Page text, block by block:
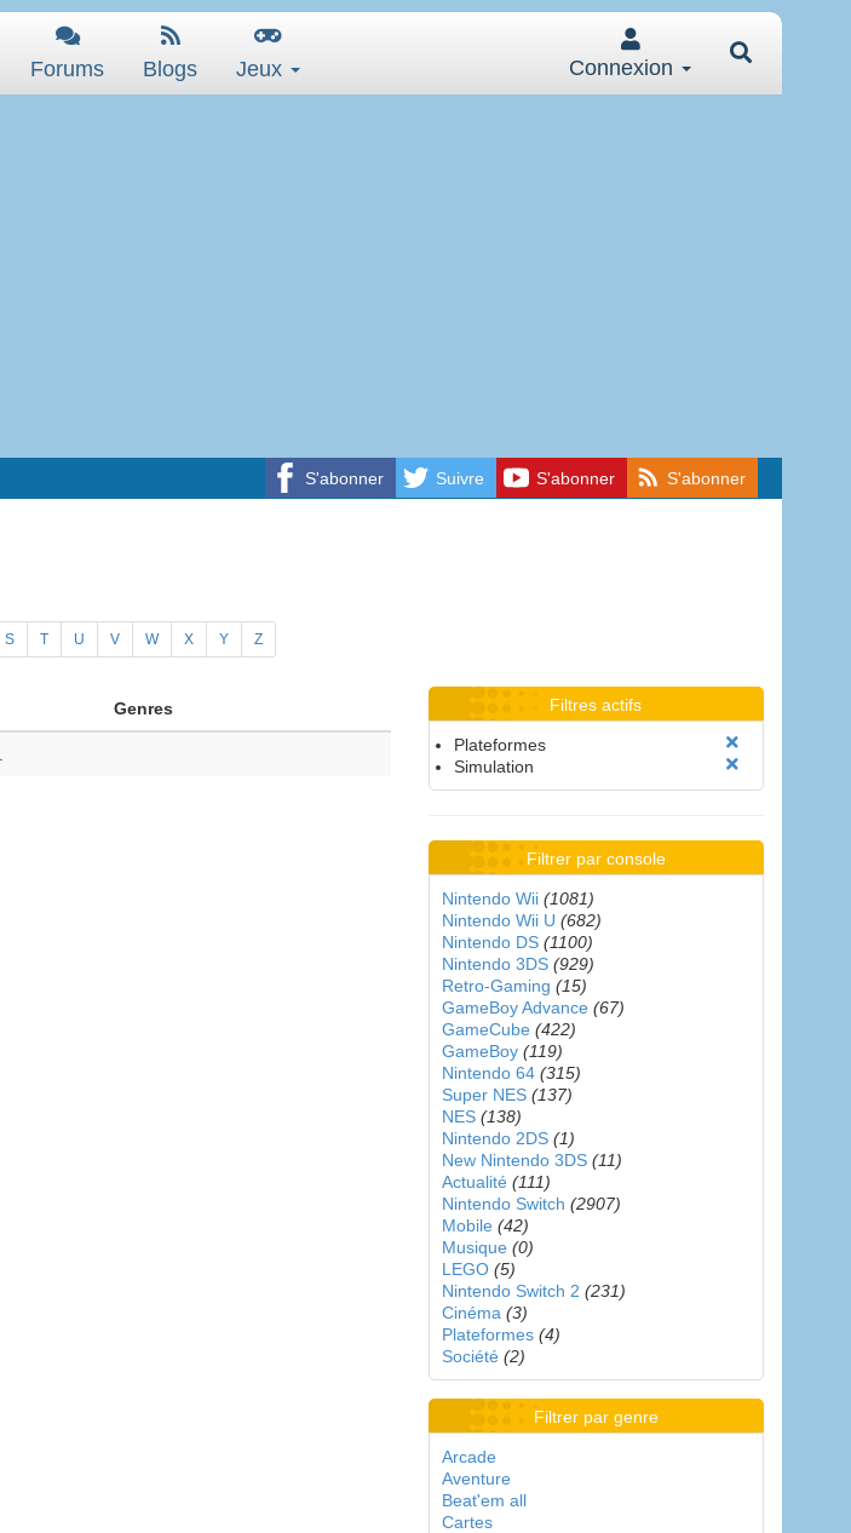
Forums Blogs Jeux Connexion
S'abonner Suivre S'abonner S'abonner
S T U V W X Y Z
Genres Filtres actifs
Plateformes
Simulation
Filtrer par console
Nintendo Wii (1081)
Nintendo Wii U (682)
Nintendo DS (1100)
Nintendo 3DS (929)
Retro-Gaming (15)
GameBoy Advance (67)
GameCube (422)
GameBoy (119)
Nintendo 64 (315)
Super NES (137)
NES (138)
Nintendo 2DS (1)
New Nintendo 3DS (11)
Actualité (111)
Nintendo Switch (2907)
Mobile (42)
Musique (0)
LEGO (5)
Nintendo Switch 2 (231)
Cinéma (3)
Plateformes (4)
Société (2)
Filtrer par genre
Arcade
Aventure
Beat'em all
Cartes